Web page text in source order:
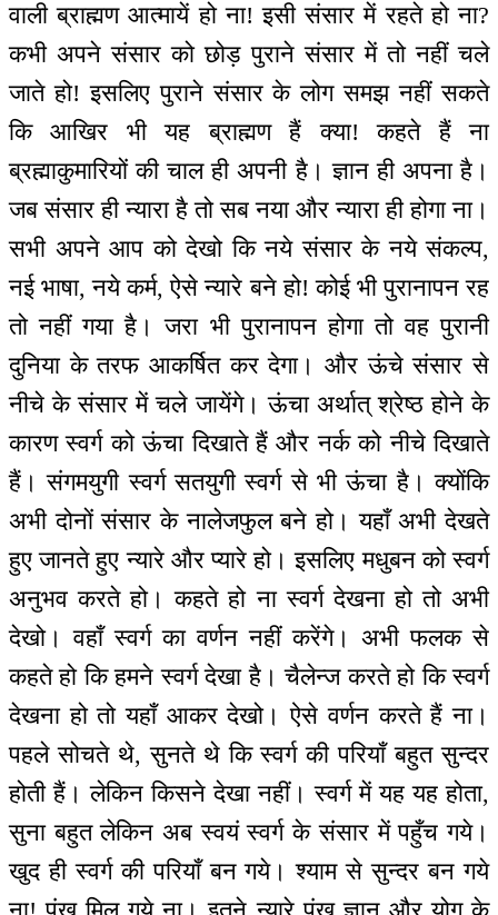
वाली ब्राह्मण आत्मायें हो ना! इसी संसार में रहते हो ना?
कभी अपने संसार को छोड़ पुराने संसार में तो नहीं चले
जाते हो! इसलिए पुराने संसार के लोग समझ नहीं सकते
कि आखिर भी यह ब्राह्मण हैं क्या! कहते हैं ना
ब्रह्माकुमारियों की चाल ही अपनी है। ज्ञान ही अपना है।
जब संसार ही न्यारा है तो सब नया और न्यारा ही होगा ना।
सभी अपने आप को देखो कि नये संसार के नये संकल्प,
नई भाषा, नये कर्म, ऐसे न्यारे बने हो! कोई भी पुरानापन रह
तो नहीं गया है। जरा भी पुरानापन होगा तो वह पुरानी
दुनिया के तरफ आकर्षित कर देगा। और ऊंचे संसार से
नीचे के संसार में चले जायेंगे। ऊंचा अर्थात् श्रेष्ठ होने के
कारण स्वर्ग को ऊंचा दिखाते हैं और नर्क को नीचे दिखाते
हैं। संगमयुगी स्वर्ग सतयुगी स्वर्ग से भी ऊंचा है। क्योंकि
अभी दोनों संसार के नालेजफुल बने हो। यहाँ अभी देखते
हुए जानते हुए न्यारे और प्यारे हो। इसलिए मधुबन को स्वर्ग
अनुभव करते हो। कहते हो ना स्वर्ग देखना हो तो अभी
देखो। वहाँ स्वर्ग का वर्णन नहीं करेंगे। अभी फलक से
कहते हो कि हमने स्वर्ग देखा है। चैलेन्ज करते हो कि स्वर्ग
देखना हो तो यहाँ आकर देखो। ऐसे वर्णन करते हैं ना।
पहले सोचते थे, सुनते थे कि स्वर्ग की परियाँ बहुत सुन्दर
होती हैं। लेकिन किसने देखा नहीं। स्वर्ग में यह यह होता,
सुना बहुत लेकिन अब स्वयं स्वर्ग के संसार में पहुँच गये।
खुद ही स्वर्ग की परियाँ बन गये। श्याम से सुन्दर बन गये